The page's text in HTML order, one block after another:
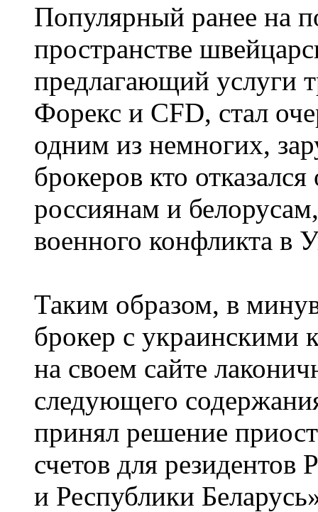
Популярный ранее на
пространстве
предлагающий услуги
Форекс и CFD, стал
одним из немногих,
брокеров кто отказался
россиянам и
военного конфликта в
Таким образом, в
брокер с украинскими
на своем сайте
следующего
принял решение
счетов для
и Республики